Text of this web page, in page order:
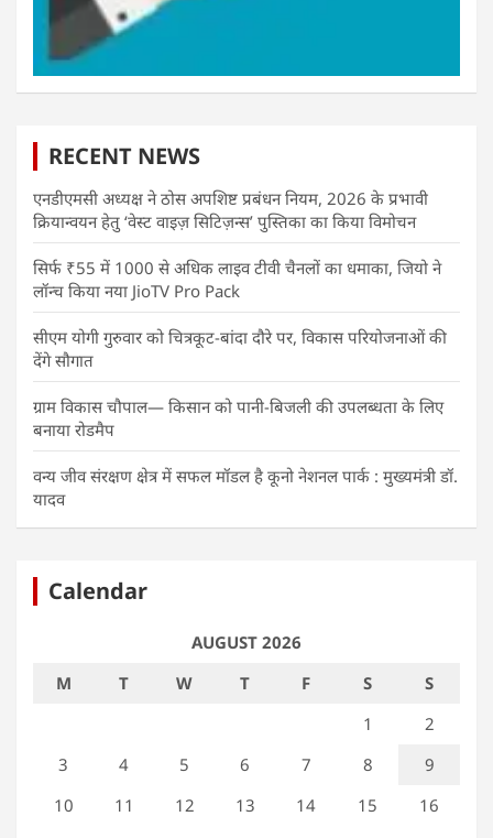
RECENT NEWS
एनडीएमसी अध्यक्ष ने ठोस अपशिष्ट प्रबंधन नियम, 2026 के प्रभावी
क्रियान्वयन हेतु ‘वेस्ट वाइज़ सिटिज़न्स’ पुस्तिका का किया विमोचन
सिर्फ ₹55 में 1000 से अधिक लाइव टीवी चैनलों का धमाका, जियो ने
लॉन्च किया नया JioTV Pro Pack
सीएम योगी गुरुवार को चित्रकूट-बांदा दौरे पर, विकास परियोजनाओं की
देंगे सौगात
ग्राम विकास चौपाल— किसान को पानी-बिजली की उपलब्धता के लिए
बनाया रोडमैप
वन्य जीव संरक्षण क्षेत्र में सफल मॉडल है कूनो नेशनल पार्क : मुख्यमंत्री डॉ.
यादव
Calendar
AUGUST 2026
M
T W T F S
S
1
2
3
4 5 6 7 8
9
10
11 12 13 14 15
16